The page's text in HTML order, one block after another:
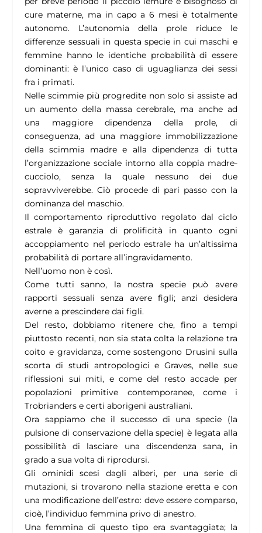
cure materne, ma in capo a 6 mesi è totalmente
autonomo. L’autonomia della prole riduce le
differenze sessuali in questa specie in cui maschi e
femmine hanno le identiche probabilità di essere
dominanti: è l’unico caso di uguaglianza dei sessi
fra i primati.
Nelle scimmie più progredite non solo si assiste ad
un aumento della massa cerebrale, ma anche ad
una maggiore dipendenza della prole, di
conseguenza, ad una maggiore immobilizzazione
della scimmia madre e alla dipendenza di tutta
l’organizzazione sociale intorno alla coppia madre-
cucciolo, senza la quale nessuno dei due
sopravviverebbe. Ciò procede di pari passo con la
dominanza del maschio.
Il comportamento riproduttivo regolato dal ciclo
estrale è garanzia di prolificità in quanto ogni
accoppiamento nel periodo estrale ha un’altissima
probabilità di portare all’ingravidamento.
Nell’uomo non è così.
Come tutti sanno, la nostra specie può avere
rapporti sessuali senza avere figli; anzi desidera
averne a prescindere dai figli.
Del resto, dobbiamo ritenere che, fino a tempi
piuttosto recenti, non sia stata colta la relazione tra
coito e gravidanza, come sostengono Drusini sulla
scorta di studi antropologici e Graves, nelle sue
riflessioni sui miti, e come del resto accade per
popolazioni primitive contemporanee, come i
Trobrianders e certi aborigeni australiani.
Ora sappiamo che il successo di una specie (la
pulsione di conservazione della specie) è legata alla
possibilità di lasciare una discendenza sana, in
grado a sua volta di riprodursi.
Gli ominidi scesi dagli alberi, per una serie di
mutazioni, si trovarono nella stazione eretta e con
una modificazione dell’estro: deve essere comparso,
cioè, l’individuo femmina privo di anestro.
Una femmina di questo tipo era svantaggiata; la